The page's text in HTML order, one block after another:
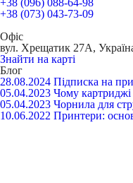
+38 (096) 088-64-98
+38 (073) 043-73-09
Офіс
вул. Хрещатик 27А,
Знайти на карті
Блог
28.08.2024 Підписка на
05.04.2023 Чому картриджі
05.04.2023 Чорнила для
10.06.2022 Принтери: